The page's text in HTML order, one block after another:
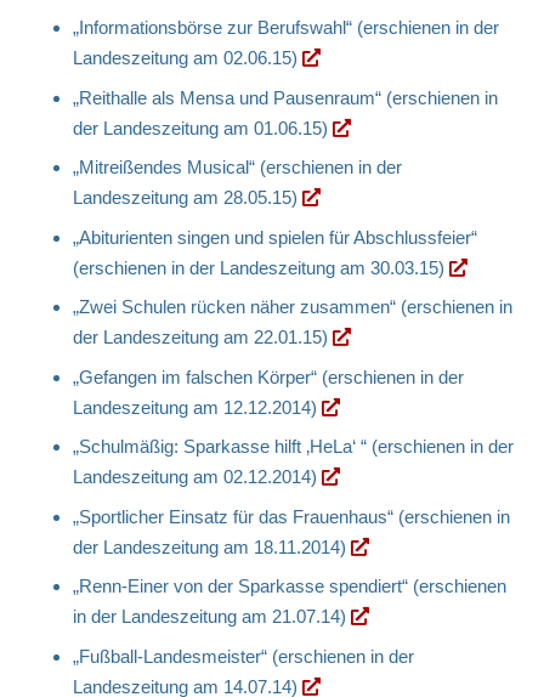
„Informationsbörse zur Berufswahl“ (erschienen in der
Landeszeitung am 02.06.15)
„Reithalle als Mensa und Pausenraum“ (erschienen in
der Landeszeitung am 01.06.15)
„Mitreißendes Musical“ (erschienen in der
Landeszeitung am 28.05.15)
„Abiturienten singen und spielen für Abschlussfeier“
(erschienen in der Landeszeitung am 30.03.15)
„Zwei Schulen rücken näher zusammen“ (erschienen in
der Landeszeitung am 22.01.15)
„Gefangen im falschen Körper“ (erschienen in der
Landeszeitung am 12.12.2014)
„Schulmäßig: Sparkasse hilft ‚HeLa‘ “ (erschienen in der
Landeszeitung am 02.12.2014)
„Sportlicher Einsatz für das Frauenhaus“ (erschienen in
der Landeszeitung am 18.11.2014)
„Renn-Einer von der Sparkasse spendiert“ (erschienen
in der Landeszeitung am 21.07.14)
„Fußball-Landesmeister“ (erschienen in der
Landeszeitung am 14.07.14)